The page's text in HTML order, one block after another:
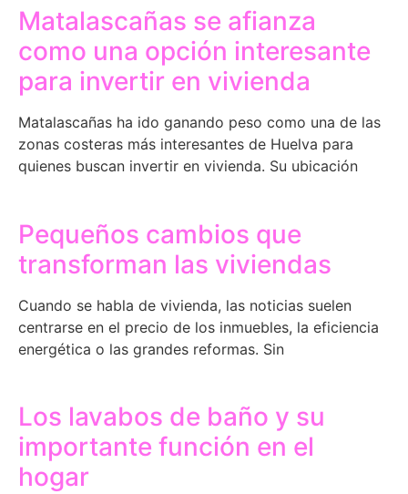
Matalascañas se afianza
como una opción interesante
para invertir en vivienda
Matalascañas ha ido ganando peso como una de las
zonas costeras más interesantes de Huelva para
quienes buscan invertir en vivienda. Su ubicación
Pequeños cambios que
transforman las viviendas
Cuando se habla de vivienda, las noticias suelen
centrarse en el precio de los inmuebles, la eficiencia
energética o las grandes reformas. Sin
Los lavabos de baño y su
importante función en el
hogar